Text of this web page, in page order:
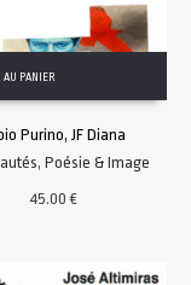
AU PANIER
Purino, JF Diana
, Poésie & Image
45.00€